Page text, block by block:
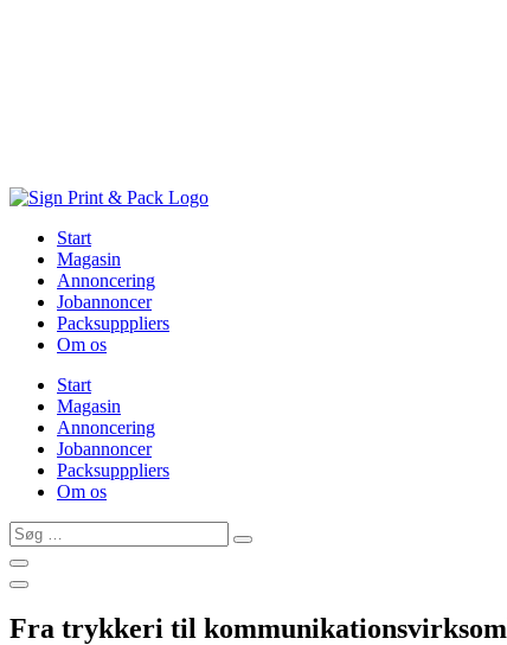
Start
Magasin
Annoncering
Jobannoncer
Packsupppliers
Om os
Start
Magasin
Annoncering
Jobannoncer
Packsupppliers
Om os
Søg
…
Fra trykkeri til